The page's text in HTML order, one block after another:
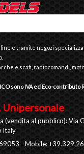
e tramite negozi
e scafi, radiocomandi,
sono IVA ed Eco-contributo
Unipersonale
(vendita al pubblico): Via
Italy
- Mobile: